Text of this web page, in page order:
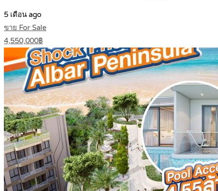
5 เดือน ago
ขาย For Sale
4,550,000฿